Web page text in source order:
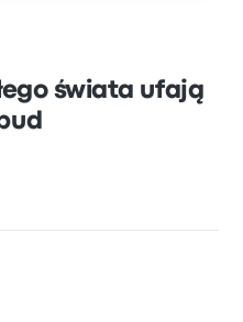
świata ufają